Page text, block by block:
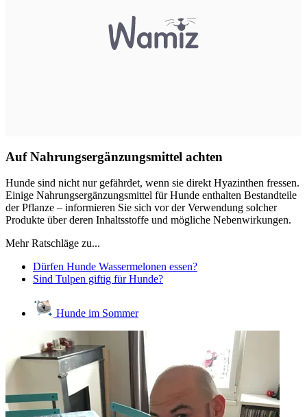
Auf Nahrungsergänzungsmittel achten
Hunde sind nicht nur gefährdet, wenn sie direkt Hyazinthen fressen.
Einige Nahrungsergänzungsmittel für Hunde enthalten Bestandteile
der Pflanze – informieren Sie sich vor der Verwendung solcher
Produkte über deren Inhaltsstoffe und mögliche Nebenwirkungen.
Mehr Ratschläge zu...
Dürfen Hunde Wassermelonen essen?
Sind Tulpen giftig für Hunde?
Hunde im Sommer